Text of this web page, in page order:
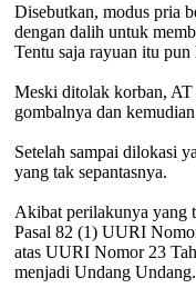
Disebutkan, modus pria
dengan dalih untuk
Tentu saja rayuan itu
Meski ditolak korban, AT
gombalnya dan
Setelah sampai dilokasi
yang tak sepantasnya.
Akibat perilakunya yang
Pasal 82 (1) UURI
atas UURI Nomor 23
menjadi Undang Undang.